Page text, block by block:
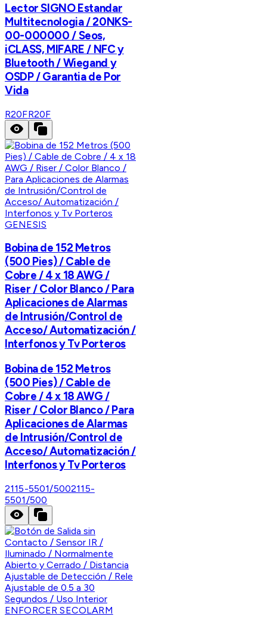
Lector SIGNO Estandar
Multitecnologia / 20NKS-
00-000000 / Seos,
iCLASS, MIFARE / NFC y
Bluetooth / Wiegand y
OSDP / Garantia de Por
Vida
R20FR20F
GENESIS
Bobina de 152 Metros
(500 Pies) / Cable de
Cobre / 4 x 18 AWG /
Riser / Color Blanco / Para
Aplicaciones de Alarmas
de Intrusión/Control de
Acceso/ Automatización /
Interfonos y Tv Porteros
Bobina de 152 Metros
(500 Pies) / Cable de
Cobre / 4 x 18 AWG /
Riser / Color Blanco / Para
Aplicaciones de Alarmas
de Intrusión/Control de
Acceso/ Automatización /
Interfonos y Tv Porteros
2115-5501/5002115-
5501/500
ENFORCER SECOLARM